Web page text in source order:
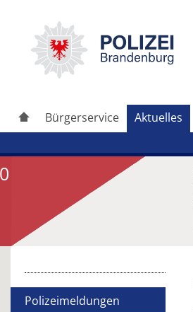
Bürgerservice Aktuelles
Polizeimeldungen